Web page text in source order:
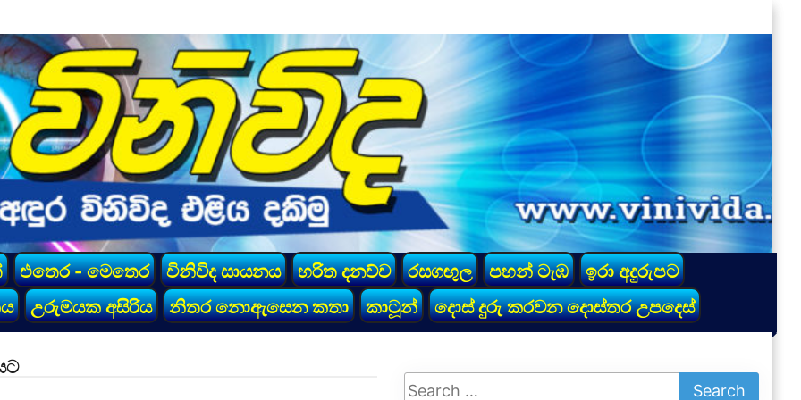
එතෙර - මෙතෙර විනිවිද සායනය හරිත දනව්ව රසගඟුල පහන් ටැඹ
ඉරා අදුරුපට
උරුමයක අසිරිය නිතර නොඇසෙන කතා කාටූන් දොස් දුරු කරවන දොස්තර උපදෙස්